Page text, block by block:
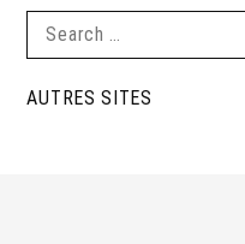
Search
AUTRES SITES